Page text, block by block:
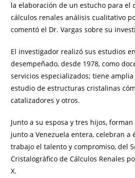
la elaboración de un estucho para el
cálculos renales análisis cualitativo
comentó el Dr. Vargas sobre su
El investigador realizó sus estudios
desempeñado, desde 1978, como
servicios especializados; tiene
estudio de estructuras cristalinas
catalizadores y otros.
Junto a su esposa y tres hijos,
junto a Venezuela entera, celebran a
trabajo el talento y compromiso, del
Cristalográfico de Cálculos Renales
X.